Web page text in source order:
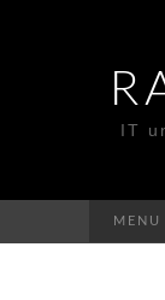
IT
MENU